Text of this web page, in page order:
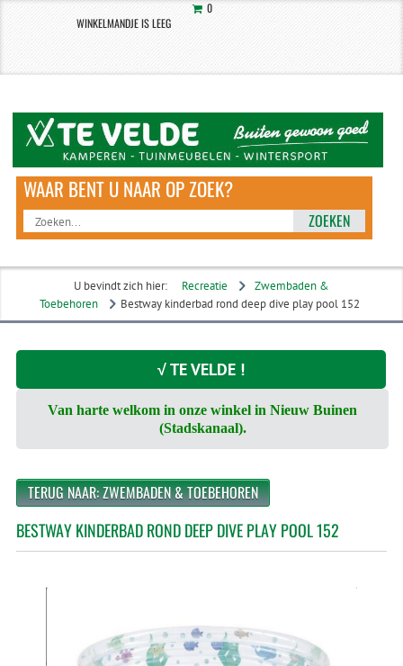
0
WINKELMANDJE IS LEEG
ZOEKEN
U bevindt zich hier: Recreatie
Zwembaden &
Toebehoren
Bestway kinderbad rond deep dive play pool 152
√ TE VELDE !
Van harte welkom in onze winkel in Nieuw Buinen
(Stadskanaal).
TERUG NAAR: ZWEMBADEN & TOEBEHOREN
BESTWAY KINDERBAD ROND DEEP DIVE PLAY POOL 152